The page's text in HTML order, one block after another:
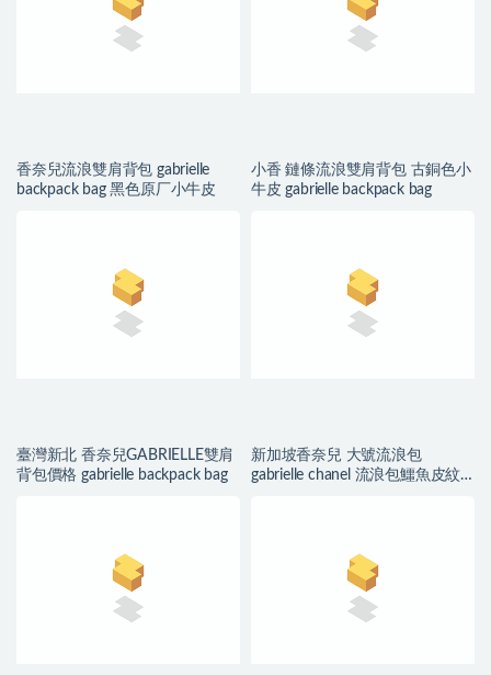
香奈兒流浪雙肩背包 gabrielle
backpack bag 黑色原厂小牛皮
小香 鏈條流浪雙肩背包 古銅色小
牛皮 gabrielle backpack bag
臺灣新北 香奈兒GABRIELLE雙肩
背包價格 gabrielle backpack bag
新加坡香奈兒 大號流浪包
gabrielle chanel 流浪包鱷魚皮紋